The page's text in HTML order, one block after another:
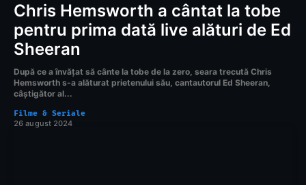
Chris Hemsworth a cântat la tobe
pentru prima dată live alături de Ed
Sheeran
După ce a învățat să cânte la tobe de la zero, seara trecută Chris
Hemsworth s-a alăturat prietenului său, cantautorul Ed Sheeran,
câștigător al...
Filme & Seriale
26 august 2024